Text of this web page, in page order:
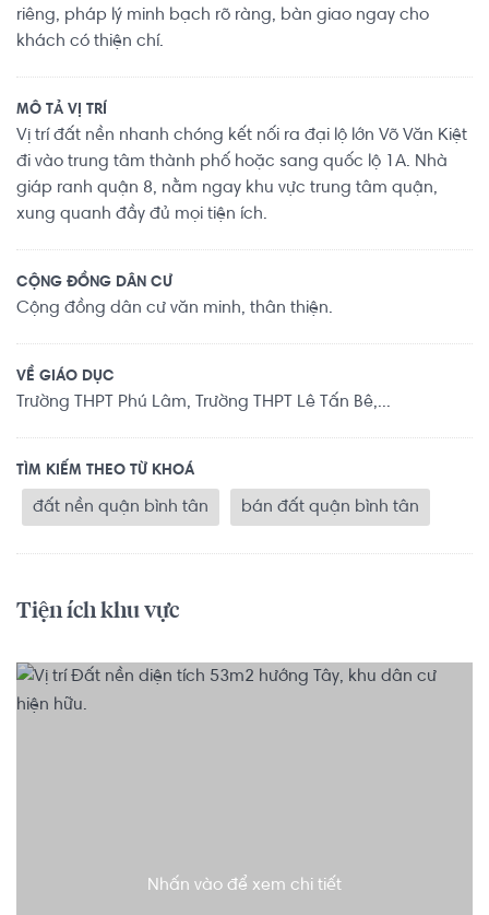
riêng, pháp lý minh bạch rõ ràng, bàn giao ngay cho
khách có thiện chí.
MÔ TẢ VỊ TRÍ
Vị trí đất nền nhanh chóng kết nối ra đại lộ lớn Võ Văn Kiệt
đi vào trung tâm thành phố hoặc sang quốc lộ 1A. Nhà
giáp ranh quận 8, nằm ngay khu vực trung tâm quận,
xung quanh đầy đủ mọi tiện ích.
CỘNG ĐỒNG DÂN CƯ
Cộng đồng dân cư văn minh, thân thiện.
VỀ GIÁO DỤC
Trường THPT Phú Lâm, Trường THPT Lê Tấn Bê,...
TÌM KIẾM THEO TỪ KHOÁ
đất nền quận bình tân bán đất quận bình tân
Tiện ích khu vực
Nhấn vào để xem chi tiết